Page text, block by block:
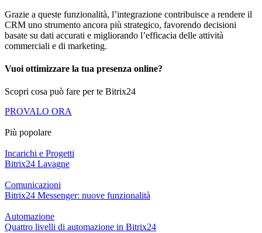
Grazie a queste funzionalità, l’integrazione contribuisce a rendere il
CRM uno strumento ancora più strategico, favorendo decisioni
basate su dati accurati e migliorando l’efficacia delle attività
commerciali e di marketing.
Vuoi ottimizzare la tua presenza online?
Scopri cosa può fare per te Bitrix24
PROVALO ORA
Più popolare
Incarichi e Progetti
Bitrix24 Lavagne
Comunicazioni
Bitrix24 Messenger: nuove funzionalità
Automazione
Quattro livelli di automazione in Bitrix24